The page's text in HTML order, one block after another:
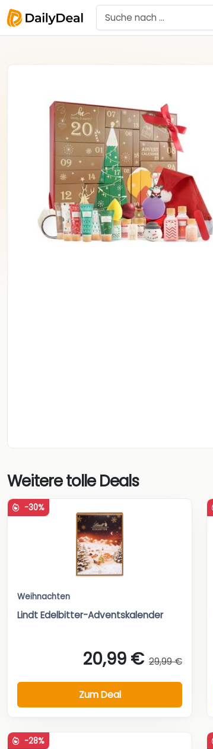
Weitere tolle Deals
-30%
Weihnachten
Lindt Edelbitter-Adventskalender
20,99 € 29,99 €
Zum Deal
-28%